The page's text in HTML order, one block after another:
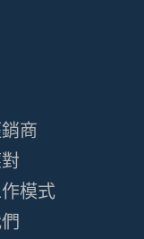
商
模式